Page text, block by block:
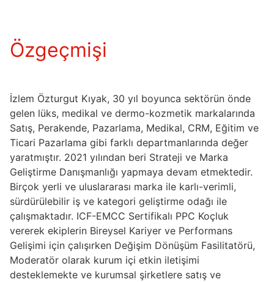
Özgeçmişi
İzlem Özturgut Kıyak, 30 yıl boyunca sektörün önde
gelen lüks, medikal ve dermo-kozmetik markalarında
Satış, Perakende, Pazarlama, Medikal, CRM, Eğitim ve
Ticari Pazarlama gibi farklı departmanlarında değer
yaratmıştır. 2021 yılından beri Strateji ve Marka
Geliştirme Danışmanlığı yapmaya devam etmektedir.
Birçok yerli ve uluslararası marka ile karlı-verimli,
sürdürülebilir iş ve kategori geliştirme odağı ile
çalışmaktadır. ICF-EMCC Sertifikalı PPC Koçluk
vererek ekiplerin Bireysel Kariyer ve Performans
Gelişimi için çalışırken Değişim Dönüşüm Fasilitatörü,
Moderatör olarak kurum içi etkin iletişimi
desteklemekte ve kurumsal şirketlere satış ve